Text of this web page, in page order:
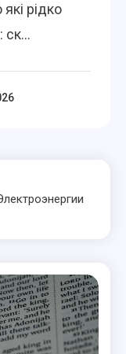
рідко
ск...